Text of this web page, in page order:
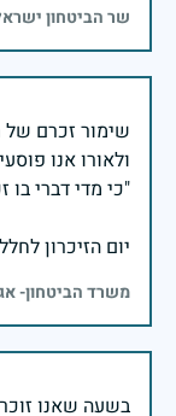
שר הביטחון
שימור זכרם של
יום הזיכרון
משרד הביטחון-
בשעה שאנו